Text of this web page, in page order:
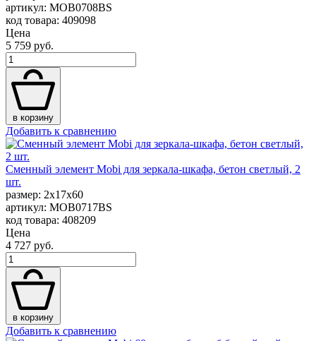
артикул: MOB0708BS
код товара: 409098
Цена
5 759 руб.
в корзину
Добавить к сравнению
Сменный элемент Mobi для зеркала-шкафа, бетон светлый, 2
шт.
размер: 2x17x60
артикул: MOB0717BS
код товара: 408209
Цена
4 727 руб.
в корзину
Добавить к сравнению